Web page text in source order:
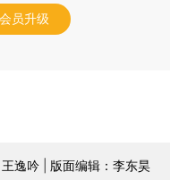
员升级
逸吟 | 版面编辑：李东昊